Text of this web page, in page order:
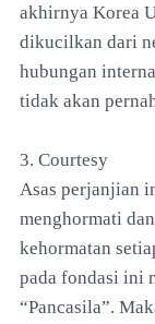
akhirnya Korea
dikucilkan dari
hubungan
tidak akan
3. Courtesy
Asas perjanjian
menghormati
kehormatan
pada fondasi ini
“Pancasila”.